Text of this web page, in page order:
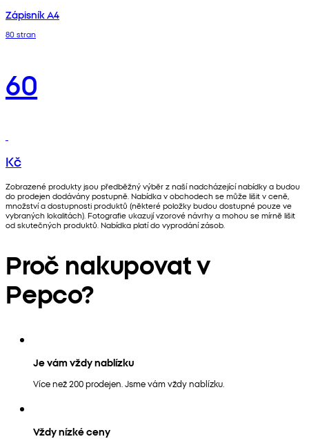
Zápisník A4
80 stran
60
Kč
Zobrazené produkty jsou předběžný výběr z naší nadcházející nabídky a budou
do prodejen dodávány postupně. Nabídka v obchodech se může lišit v ceně,
množství a dostupnosti produktů (některé položky budou dostupné pouze ve
vybraných lokalitách). Fotografie ukazují vzorové návrhy a mohou se mírně lišit
od skutečných produktů. Nabídka platí do vyprodání zásob.
Proč nakupovat v
Pepco?
Je vám vždy nablízku
Více než 200 prodejen. Jsme vám vždy nablízku.
Vždy nízké ceny